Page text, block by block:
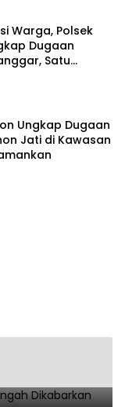
Warga, Polsek
Dugaan
Satu
Ungkap Dugaan
Jati di Kawasan